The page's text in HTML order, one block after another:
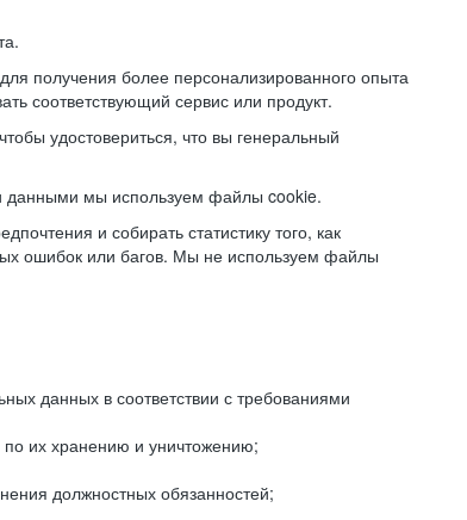
получения более персонализированного опыта
соответствующий сервис или продукт.
удостовериться, что вы генеральный
данными мы используем файлы cookie.
и собирать статистику того, как
ошибок или багов. Мы не используем файлы
данных в соответствии с требованиями
их хранению и уничтожению;
должностных обязанностей;